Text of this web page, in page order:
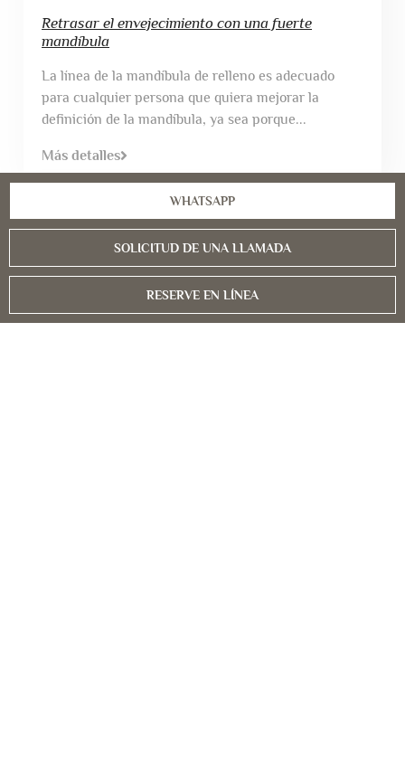
Retrasar el envejecimiento con una fuerte
mandíbula
La línea de la mandíbula de relleno es adecuado
para cualquier persona que quiera mejorar la
definición de la mandíbula, ya sea porque...
Más detalles
Femenino Los Procedimientos De
WHATSAPP
SOLICITUD DE UNA LLAMADA
RESERVE EN LÍNEA